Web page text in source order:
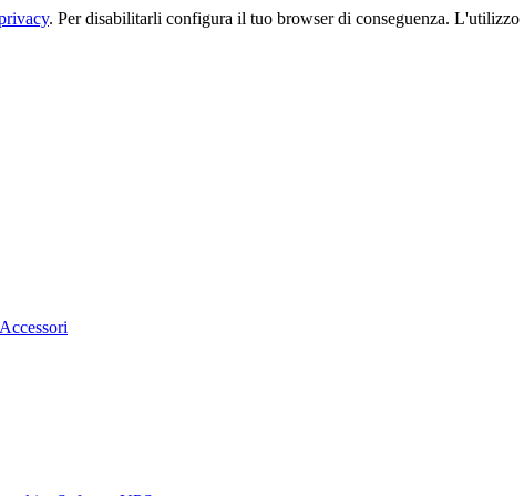
. Per disabilitarli configura il tuo browser di conseguenza.
Accessori